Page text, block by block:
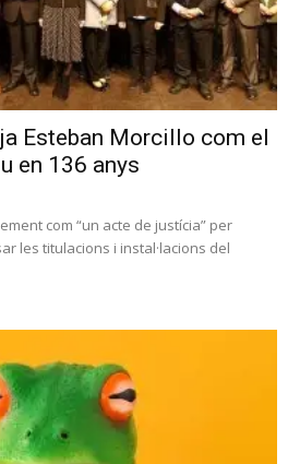
Esteban Morcillo com el
en 136 anys
com “un acte de justícia” per
les titulacions i instal·lacions del